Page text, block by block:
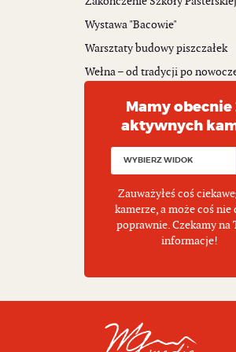
Wystawa "Bacowie"
Warsztaty budowy piszczałek
Wełna – od tradycji po
Mamy obecnie
aktywnych
Zauważyłeś coś
kamerze, a może coś nie
poprawnie. Czekamy na
informacje!